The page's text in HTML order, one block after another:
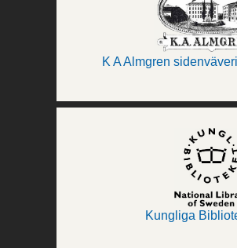
K A Almgren
Kungliga